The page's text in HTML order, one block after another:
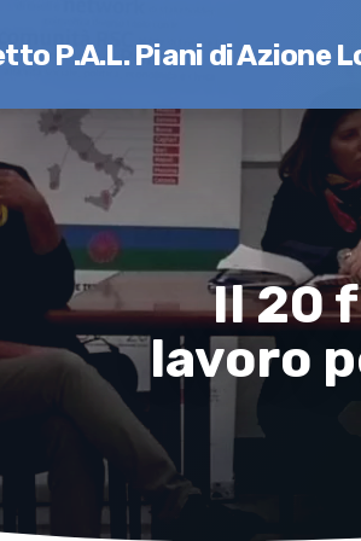
P.A.L. Piani di Azione
Il 20
lavoro